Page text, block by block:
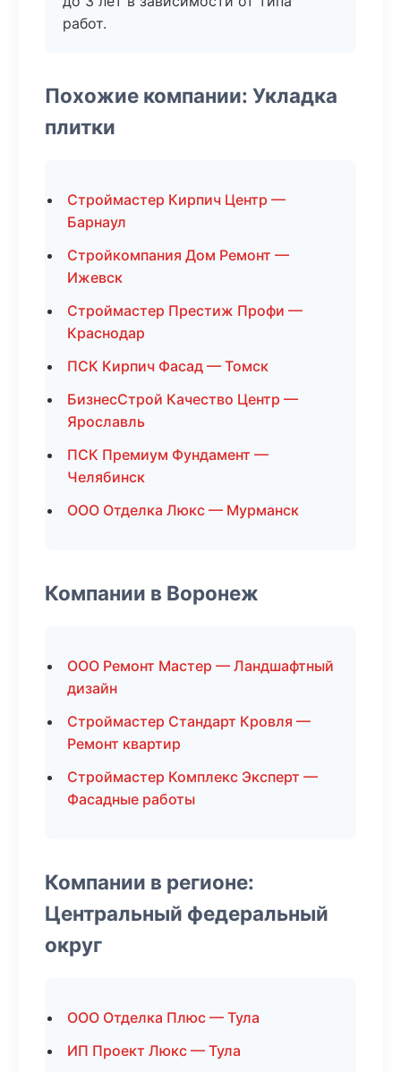
работ.
Похожие компании: Укладка
плитки
Строймастер Кирпич Центр —
Барнаул
Стройкомпания Дом Ремонт —
Ижевск
Строймастер Престиж Профи —
Краснодар
ПСК Кирпич Фасад — Томск
БизнесСтрой Качество Центр —
Ярославль
ПСК Премиум Фундамент —
Челябинск
ООО Отделка Люкс — Мурманск
Компании в Воронеж
ООО Ремонт Мастер — Ландшафтный
дизайн
Строймастер Стандарт Кровля —
Ремонт квартир
Строймастер Комплекс Эксперт —
Фасадные работы
Компании в регионе:
Центральный федеральный
округ
ООО Отделка Плюс — Тула
ИП Проект Люкс — Тула